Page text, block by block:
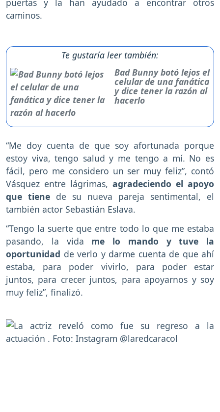
puertas y la han ayudado a encontrar otros
caminos.
Te gustaría leer también:
Bad Bunny botó lejos el
celular de una fanática
y dice tener la razón al
hacerlo
“Me doy cuenta de que soy afortunada porque
estoy viva, tengo salud y me tengo a mí. No es
fácil, pero me considero un ser muy feliz”, contó
Vásquez entre lágrimas, agradeciendo el apoyo
que tiene de su nueva pareja sentimental, el
también actor Sebastián Eslava.
“Tengo la suerte que entre todo lo que me estaba
pasando, la vida me lo mando y tuve la
oportunidad de verlo y darme cuenta de que ahí
estaba, para poder vivirlo, para poder estar
juntos, para crecer juntos, para apoyarnos y soy
muy feliz”, finalizó.